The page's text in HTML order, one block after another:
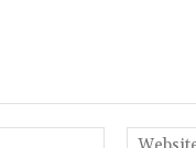
Email:*